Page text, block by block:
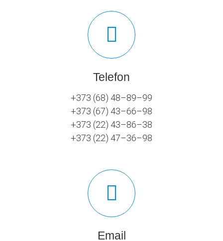
Telefon
+373 (68) 48–89–99
+373 (67) 43–66–98
+373 (22) 43–86–38
+373 (22) 47–36–98
Email